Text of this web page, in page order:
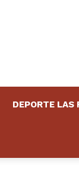
DEPORTE LAS